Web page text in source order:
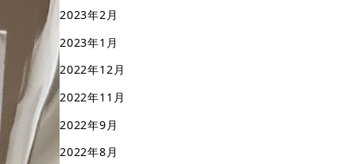
2023年2月
2023年1月
2022年12月
2022年11月
2022年9月
2022年8月